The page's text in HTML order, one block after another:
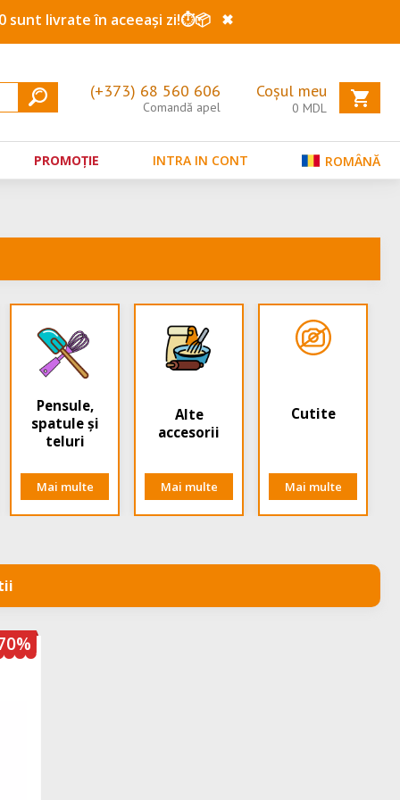
sunt livrate în aceeași zi!⏱️📦 ✖
Coșul meu
0 MDL
(+373) 68 560 606
Comandă apel
PROMOȚIE INTRA IN CONT ROMÂNĂ
Pensule,
spatule și
teluri
Mai multe
Alte
accesorii
Mai multe
Cutite
Mai multe